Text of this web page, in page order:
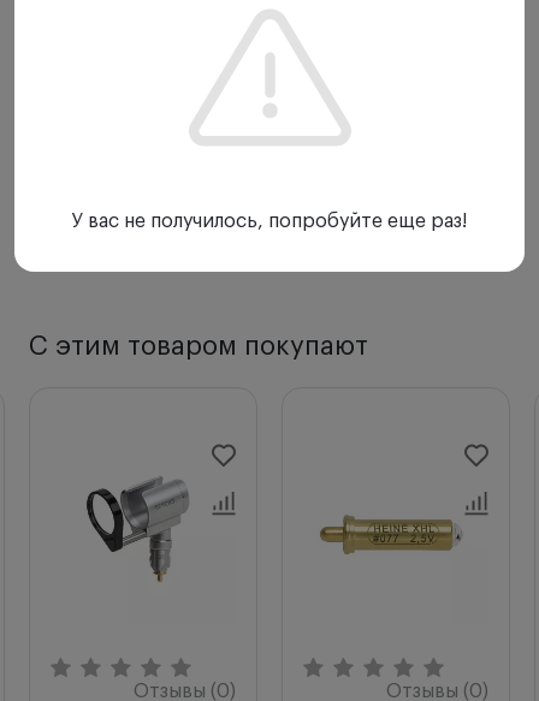
Для ветеринарных отоскопов
С этим товаром покупают
Отзывы (0) Отзывы (0)
У вас не получилось, попробуйте еще раз!